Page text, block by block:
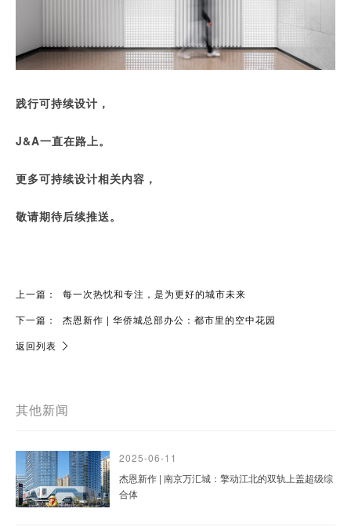
践行可持续设计，
J&A一直在路上。
更多可持续设计相关内容，
敬请期待后续推送。
上一篇：
每一次热忱和专注，是为更好的城市未来
下一篇：
杰恩新作 | 华侨城总部办公：都市里的空中花园
返回列表
其他新闻
2025-06-11
杰恩新作 | 南京万汇城：擎动江北的双轨上盖超级综
合体